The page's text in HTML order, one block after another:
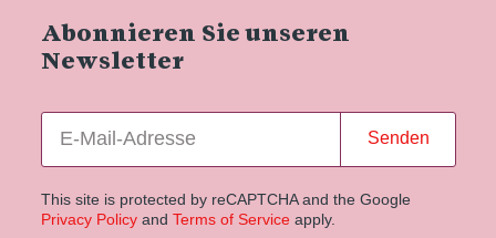
Abonnieren Sie unseren
Newsletter
Senden
This site is protected by reCAPTCHA and the Google
Privacy Policyand Terms of Service apply.